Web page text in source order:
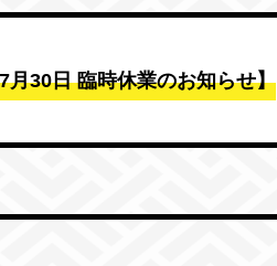
月30日 臨時休業のお知らせ】